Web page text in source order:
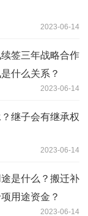
2023-06-14
签三年战略合作
什么关系？
2023-06-14
继子会有继承权
2023-06-14
是什么？搬迁补
用途资金？
2023-06-14